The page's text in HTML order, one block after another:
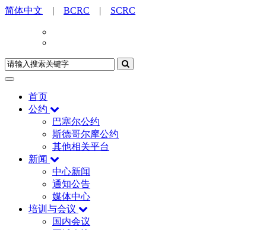
简体中文 | BCRC | SCRC
首页
公约
巴塞尔公约
斯德哥尔摩公约
其他相关平台
新闻
中心新闻
通知公告
媒体中心
培训与会议
国内会议